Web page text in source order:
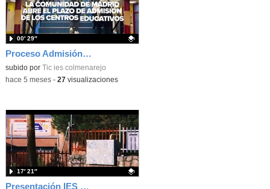
Proceso Admisión 26-27
Contenido educativo.
subido por Tic ies colmenarejo
00′ 29″
-hace 5 meses- 27 visualizaciones
Presentación IES GPB 2026
17′ 21″